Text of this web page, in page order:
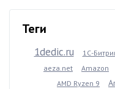
Теги
1dedic.ru 1С-
aeza.net
Amazon
AMD Ryzen 9